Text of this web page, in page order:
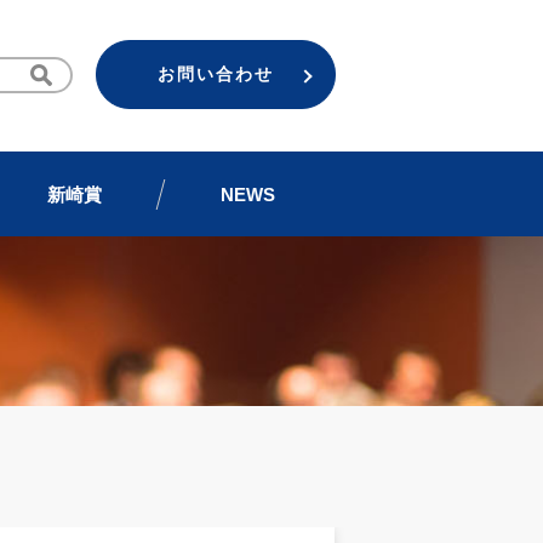
お問い合わせ
新崎賞 NEWS